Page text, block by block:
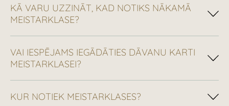
KĀ VARU UZZINĀT, KAD NOTIKS NĀKAMĀ
MEISTARKLASE?
VAI IESPĒJAMS IEGĀDĀTIES DĀVANU KARTI
MEISTARKLASEI?
KUR NOTIEK MEISTARKLASES?